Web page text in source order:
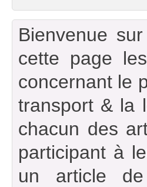
Bienvenue
cette page
concernant le
transport & la
chacun des
participant à
un article